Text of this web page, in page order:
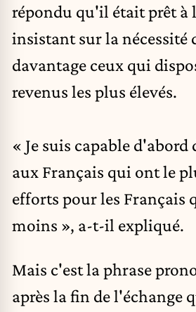
répondu qu'il était prêt à
insistant sur la nécessité
davantage ceux qui
revenus les plus élevés.
« Je suis capable d'abord
aux Français qui ont le
efforts pour les Français
moins », a-t-il expliqué.
Mais c'est la phrase
après la fin de l'échange